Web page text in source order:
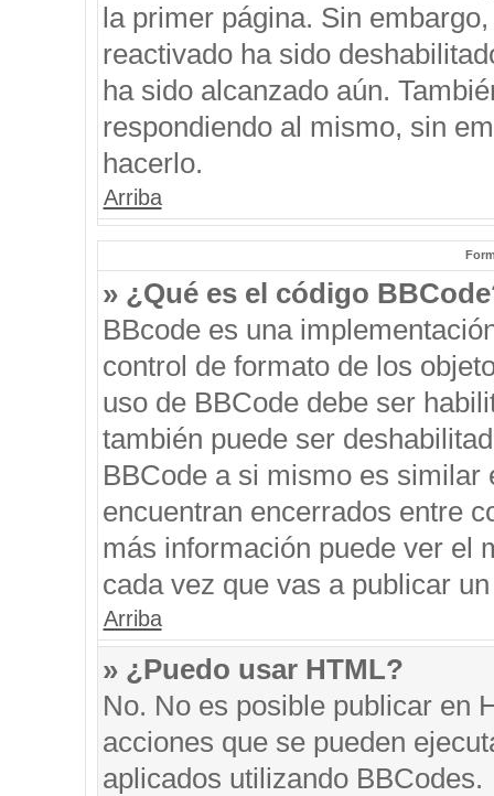
la primer página. Sin
reactivado ha sido
ha sido alcanzado aún.
respondiendo al mismo, sin
hacerlo.
Arriba
» ¿Qué es el código
BBcode es una
control de formato de los
uso de BBCode debe ser
también puede ser
BBCode a si mismo es
encuentran encerrados entre
más información puede ver el
cada vez que vas a publicar
Arriba
» ¿Puedo usar HTML?
No. No es posible publicar en
acciones que se pueden
aplicados utilizando BBCodes.